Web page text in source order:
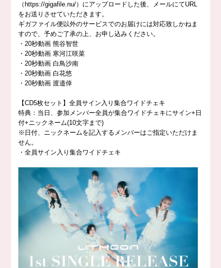
（https://gigafile.nu/）にアップロードした後、メールにてURL
をお送りさせていただきます。
ギガファイル便以外のサービスでのお届けには対応致しかねま
すので、予めご了承の上、お申し込みください。
・20秒動画 熊谷智世
・20秒動画 寒河江咲菜
・20秒動画 白鳥沙南
・20秒動画 白花悠
・20秒動画 渡邉倖
【CD5枚セット】全員サイン入り集合ワイドチェキ
特典：当日、参加メンバー全員が集合ワイドチェキにサイン+日
付+ニックネーム(10文字まで)
※日付、ニックネームを記入するメンバーはご指定いただけま
せん。
・全員サイン入り集合ワイドチェキ